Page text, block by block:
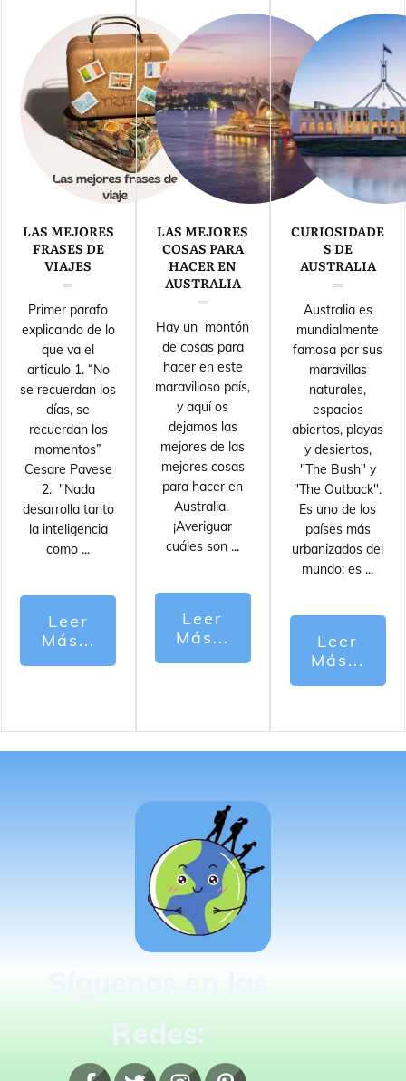
LAS MEJORES
FRASES DE
VIAJES
Primer parafo
explicando de lo
que va el
articulo 1. “No
se recuerdan los
días, se
recuerdan los
momentos”
Cesare Pavese
2. "Nada
desarrolla tanto
la inteligencia
como ...
Leer
Más...
LAS MEJORES
COSAS PARA
HACER EN
AUSTRALIA
Hay un montón
de cosas para
hacer en este
maravilloso país,
y aquí os
dejamos las
mejores de las
mejores cosas
para hacer en
Australia.
¡Averiguar
cuáles son ...
Leer
Más...
CURIOSIDADE
S DE
AUSTRALIA
Australia es
mundialmente
famosa por sus
maravillas
naturales,
espacios
abiertos, playas
y desiertos,
"The Bush" y
"The Outback".
Es uno de los
países más
urbanizados del
mundo; es ...
Leer
Más...
Redes: